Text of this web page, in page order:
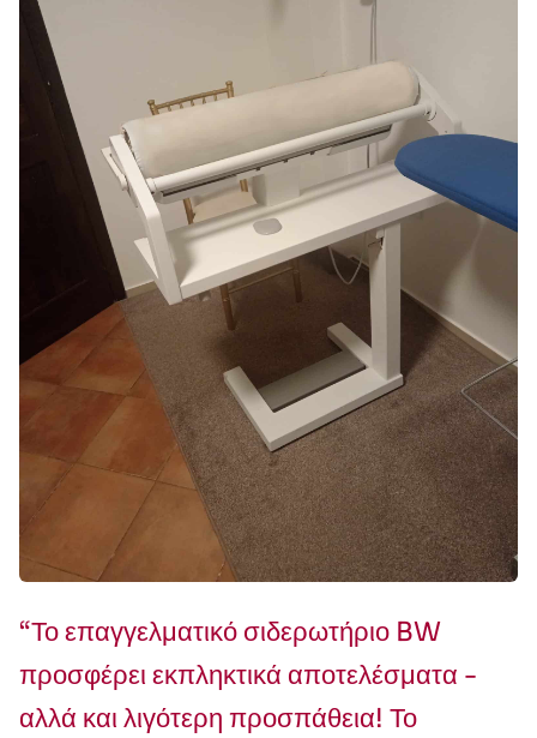
“Το επαγγελματικό σιδερωτήριο BW
προσφέρει εκπληκτικά αποτελέσματα -
αλλά και λιγότερη προσπάθεια! Το